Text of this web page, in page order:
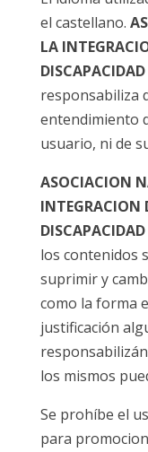
el castellano.
LA
responsabiliza
entendimiento
usuario, ni de
ASOCIACION
INTEGRACION
los contenidos
suprimir y
como la forma
justificación
los mismos
Se prohíbe el
para